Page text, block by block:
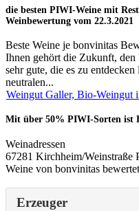
die besten PIWI-Weine mit
Weinbewertung vom 22.3.2021
Beste Weine je bonvinitas
Ihnen gehört die Zukunft,
sehr gute, die es zu
neutralen...
Weingut Galler, Bio-Weingut
Mit über 50% PIWI-Sorten ist
Weinadressen
67281 Kirchheim/Weinstraße
Weine von bonvinitas bewertet
Erzeuger